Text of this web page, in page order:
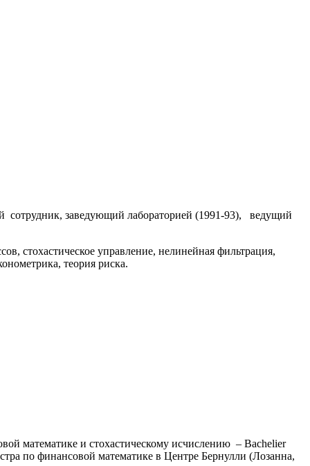
заведующий лабораторией (1991-93), ведущий
стохастическое управление, нелинейная фильтрация,
теория риска.
математике и стохастическому исчислению – Bachelier
по финансовой математике в Центре Бернулли (Лозанна,